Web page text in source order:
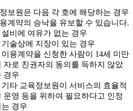
보원은 다음 각 호에 해당하는 경우
계약의 승낙을 유보할 수 있습니다.
설비에 여유가 없는 경우
기술상에 지장이 있는 경우
이용계약을 신청한 사람이 14세 미만
자로 친권자의 동의를 득하지 않았
경우
기타 교육정보원이 서비스의 효율적
운영 등을 위하여 필요하다고 인정
는 경우